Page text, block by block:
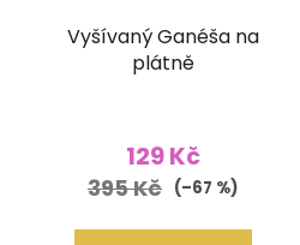
Vyšívaný Ganéša na
plátně
129 Kč
395 Kč (–67 %)